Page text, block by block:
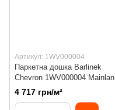
Артикул: 1WV000004
Паркетна дошка Barlinek
Chevron 1WV000004 Mainland
французька ялинка
4 717 грн/м²